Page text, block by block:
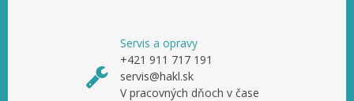
Servis a opravy
+421 911 717 191
servis@hakl.sk
V pracovných dňoch v čase